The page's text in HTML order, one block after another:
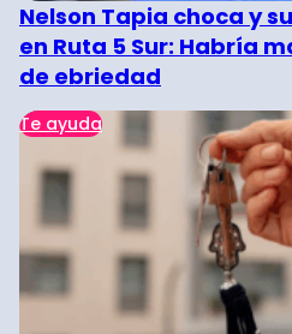
Nelson Tapia choca y
en Ruta 5 Sur: Habría
de ebriedad
Te ayuda